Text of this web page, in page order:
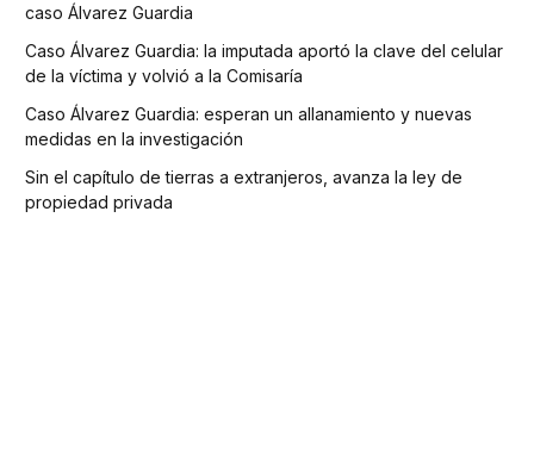
caso Álvarez Guardia
Caso Álvarez Guardia: la imputada aportó la clave del celular
de la víctima y volvió a la Comisaría
Caso Álvarez Guardia: esperan un allanamiento y nuevas
medidas en la investigación
Sin el capítulo de tierras a extranjeros, avanza la ley de
propiedad privada